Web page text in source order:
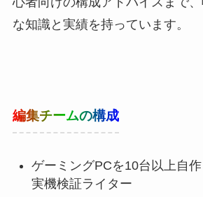
な知識と実績を持っています。
編集チームの構成
ゲーミングPCを10台以上自
実機検証ライター